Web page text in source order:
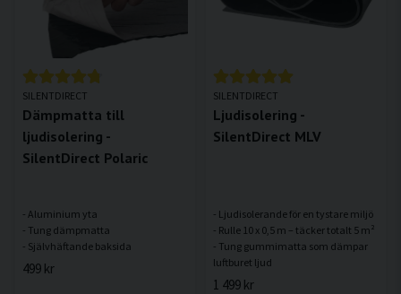
SILENTDIRECT
Dämpmatta till
ljudisolering -
SilentDirect Polaric
- Aluminium yta
- Tung dämpmatta
499 kr
SILENTDIRECT
Ljudisolering -
SilentDirect MLV
- Ljudisolerande för en tystare miljö
- Rulle 10 x 0,5 m – täcker totalt 5 m²
- Tung gummimatta som dämpar
1 499 kr